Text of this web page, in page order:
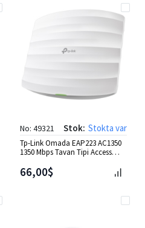
No: 49321 Stok: Stokta var
Tp-Link Omada EAP223 AC1350
1350 Mbps Tavan Tipi Access
66,00$